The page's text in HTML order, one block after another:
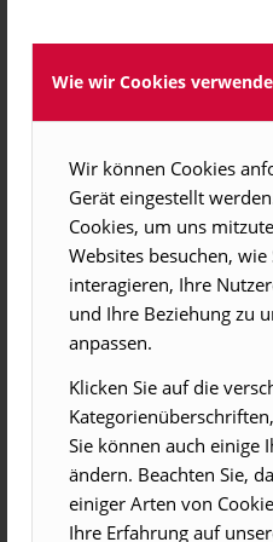
Wie wir Cookies
Wir können Cookies
Gerät eingestellt
Cookies, um uns
Websites besuchen,
interagieren, Ihre
und Ihre Beziehung zu
anpassen.
Klicken Sie auf die
Sie können auch einige
ändern. Beachten Sie,
einiger Arten von
Ihre Erfahrung auf
eine
bitten wir um einen
Datenschutz
Die Nutzung unserer
Angabe
unseren Seiten
(beispielsweise Name,
erhoben werden, erfolgt
ausdrückliche Zustimmung
weitergegeben.
Wir weisen darauf hin,
Internet (z.B. bei der
Sicherheitslücken